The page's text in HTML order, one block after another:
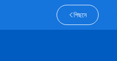
পিছনে